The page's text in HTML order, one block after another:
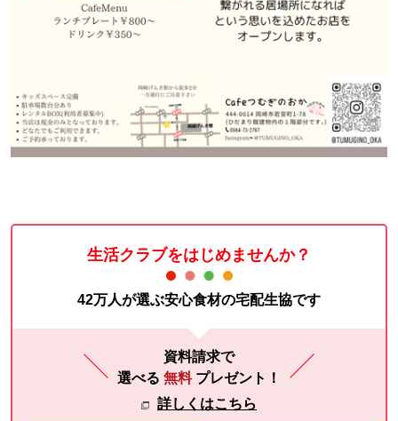
生活クラブをはじめませんか？
42万人が選ぶ安心食材の宅配生協です
資料請求で
選べる 無料 プレゼント！
詳しくはこちら